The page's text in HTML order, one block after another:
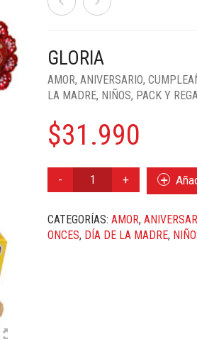
GLORIA
AMOR, ANIVERSARIO,
LA MADRE, NIÑOS, PACK Y
$31.990
CANTIDAD
CATEGORÍAS: AMOR,
ONCES, DÍA DE LA MADRE,